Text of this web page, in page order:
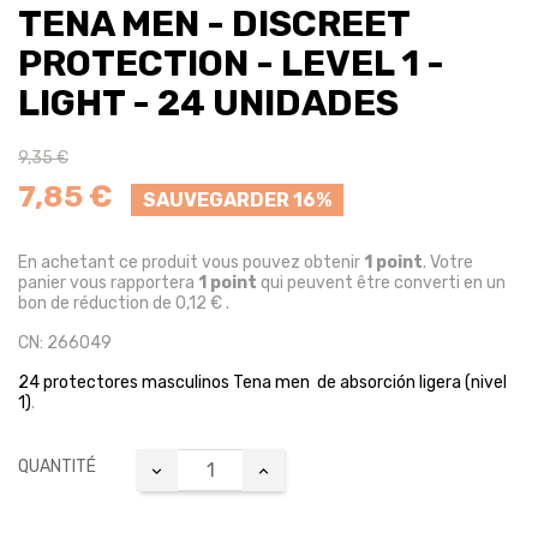
TENA MEN - DISCREET
PROTECTION - LEVEL 1 -
LIGHT - 24 UNIDADES
9,35 €
7,85 € SAUVEGARDER 16%
En achetant ce produit vous pouvez obtenir 1 point. Votre
panier vous rapportera 1 point qui peuvent être converti en un
bon de réduction de 0,12 €.
CN: 266049
24 protectores masculinos Tena men de absorción ligera (nivel
1).
QUANTITÉ